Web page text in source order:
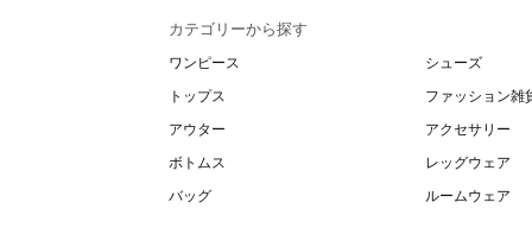
カテゴリーから探す
ワンピース
トップス
アウター
ボトムス
バッグ
シューズ
ファッション雑
アクセサリー
レッグウェア
ルームウェア